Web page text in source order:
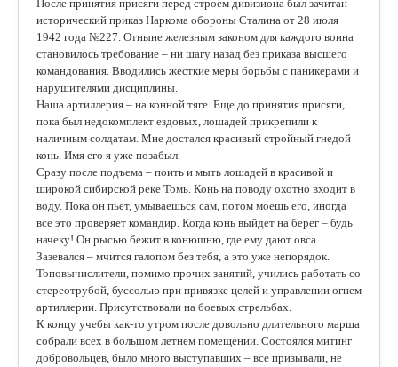
После принятия присяги перед строем дивизиона был зачитан
исторический приказ Наркома обороны Сталина от 28 июля
1942 года №227. Отныне железным законом для каждого воина
становилось требование – ни шагу назад без приказа высшего
командования. Вводились жесткие меры борьбы с паникерами и
нарушителями дисциплины.
Наша артиллерия – на конной тяге. Еще до принятия присяги,
пока был недокомплект ездовых, лошадей прикрепили к
наличным солдатам. Мне достался красивый стройный гнедой
конь. Имя его я уже позабыл.
Сразу после подъема – поить и мыть лошадей в красивой и
широкой сибирской реке Томь. Конь на поводу охотно входит в
воду. Пока он пьет, умываешься сам, потом моешь его, иногда
все это проверяет командир. Когда конь выйдет на берег – будь
начеку! Он рысью бежит в конюшню, где ему дают овса.
Зазевался – мчится галопом без тебя, а это уже непорядок.
Топовычислители, помимо прочих занятий, учились работать со
стереотрубой, буссолью при привязке целей и управлении огнем
артиллерии. Присутствовали на боевых стрельбах.
К концу учебы как-то утром после довольно длительного марша
собрали всех в большом летнем помещении. Состоялся митинг
добровольцев, было много выступавших – все призывали, не